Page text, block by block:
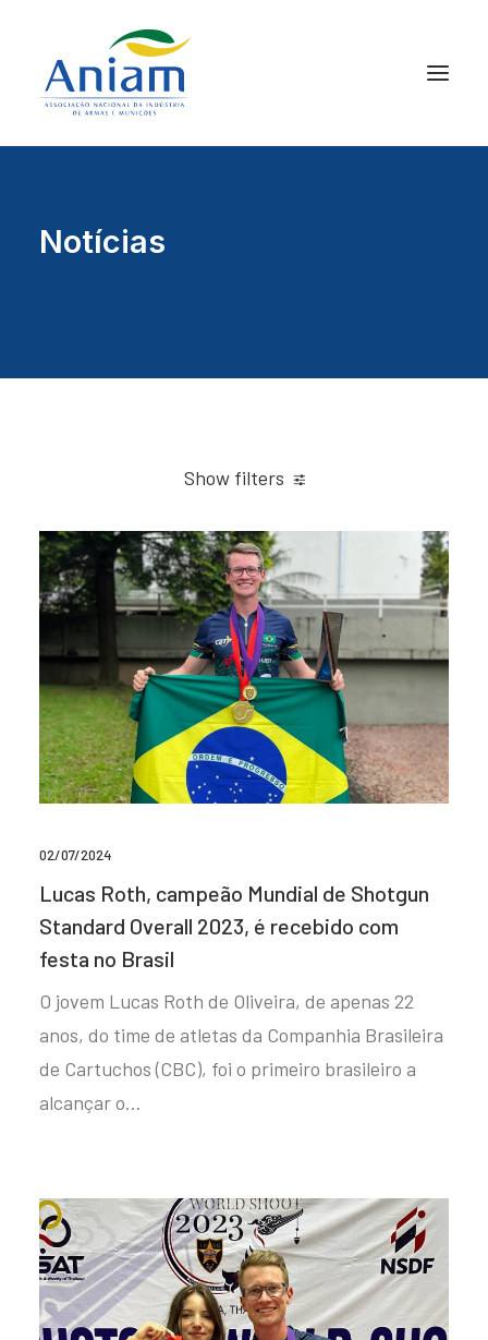
Notícias
Show filters
02/07/2024
Lucas Roth, campeão Mundial de Shotgun
Standard Overall 2023, é recebido com
festa no Brasil
O jovem Lucas Roth de Oliveira, de apenas 22
anos, do time de atletas da Companhia Brasileira
de Cartuchos (CBC), foi o primeiro brasileiro a
alcançar o…